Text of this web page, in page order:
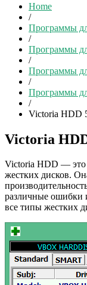
Home
/
Программы
/
Программы
/
Программы
/
Программы
/
Victoria HDD
Victoria
Victoria HDD — это
жестких дисков.
различные ошибки
все типы жестких